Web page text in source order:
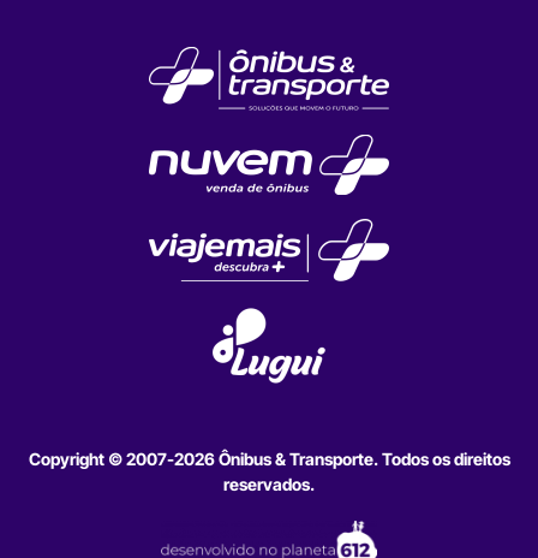
Copyright © 2007-2026 Ônibus & Transporte. Todos os direitos
reservados.